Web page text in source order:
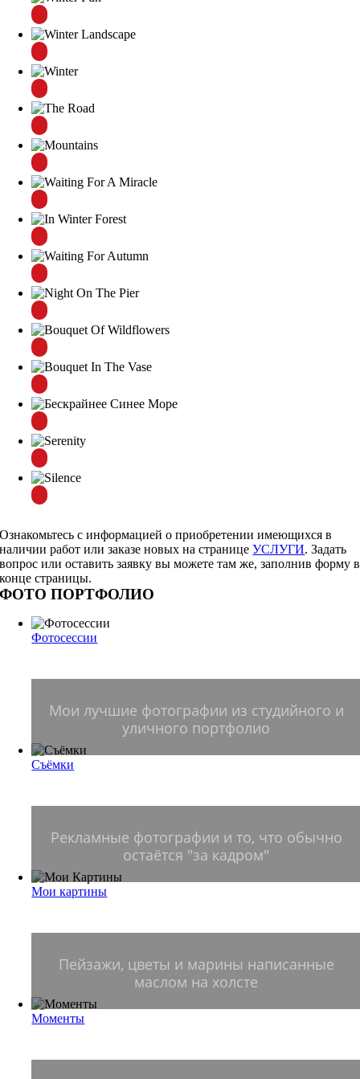
Ознакомьтесь с информацией о приобретении имеющихся в
наличии работ или заказе новых на страницеУСЛУГИ. Задать
вопрос или оставить заявку вы можете там же, заполнив форму в
конце страницы.
ФОТО ПОРТФОЛИО
Фотосессии
Мои лучшие фотографии из студийного и
уличного портфолио
Съёмки
Рекламные фотографии и то, что обычно
остаётся "за кадром"
Мои картины
Пейзажи, цветы и марины написанные
маслом на холсте
Моменты